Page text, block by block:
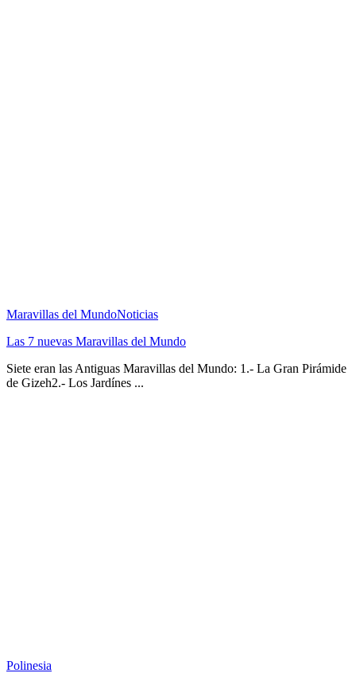
Maravillas del MundoNoticias
Las 7 nuevas Maravillas del Mundo
Siete eran las Antiguas Maravillas del Mundo: 1.- La Gran Pirámide
de Gizeh2.- Los Jardínes ...
Polinesia